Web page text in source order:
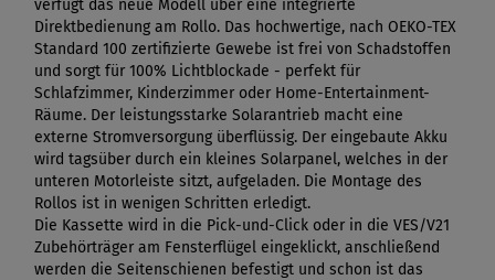
verfügt das neue Modell über eine integrierte
Direktbedienung am Rollo. Das hochwertige, nach OEKO-TEX
Standard 100 zertifizierte Gewebe ist frei von Schadstoffen
und sorgt für 100% Lichtblockade - perfekt für
Schlafzimmer, Kinderzimmer oder Home-Entertainment-
Räume. Der leistungsstarke Solarantrieb macht eine
externe Stromversorgung überflüssig. Der eingebaute Akku
wird tagsüber durch ein kleines Solarpanel, welches in der
unteren Motorleiste sitzt, aufgeladen. Die Montage des
Rollos ist in wenigen Schritten erledigt.
Die Kassette wird in die Pick-und-Click oder in die VES/V21
Zubehörträger am Fensterflügel eingeklickt, anschließend
werden die Seitenschienen befestigt und schon ist das